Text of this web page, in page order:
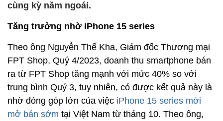
cùng kỳ năm ngoái.
Tăng trưởng nhờ iPhone 15 series
Theo ông Nguyễn Thế Kha, Giám đốc Thương mại
FPT Shop, Quý 4/2023, doanh thu smartphone bán
ra từ FPT Shop tăng mạnh với mức 40% so với
trung bình Quý 3, tuy nhiên, có được kết quả này là
nhờ đóng góp lớn của việc iPhone 15 series mới
mở bán sớm tại Việt Nam từ tháng 10. Theo ông,